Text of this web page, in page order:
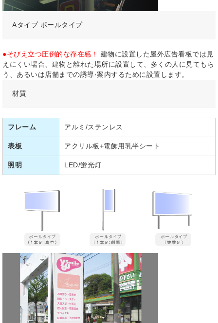
Aタイプ ポールタイプ
●そびえ立つ圧倒的な存在感！
建物に設置した屋外広告看板では見
えにくい場合、建物と離れた場所に設置して、多くの人に見てもら
う、あるいは店舗までの誘導·案内するために設置します。
材質
フレーム アルミ/ステンレス
表板 アクリル板+電飾用乳半シート
照明 LED/蛍光灯